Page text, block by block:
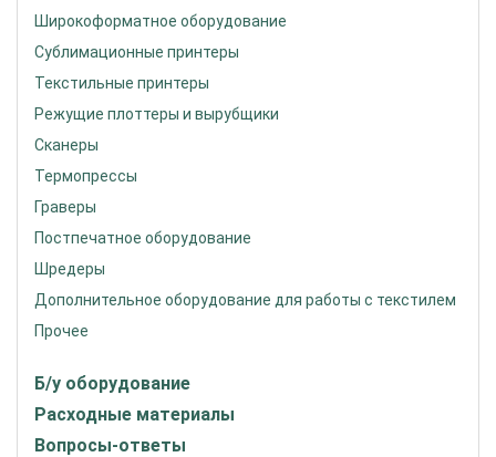
Широкоформатное оборудование
Сублимационные принтеры
Текстильные принтеры
Режущие плоттеры и вырубщики
Сканеры
Термопрессы
Граверы
Постпечатное оборудование
Шредеры
Дополнительное оборудование для работы с текстилем
Прочее
Б/у оборудование
Расходные материалы
Вопросы-ответы